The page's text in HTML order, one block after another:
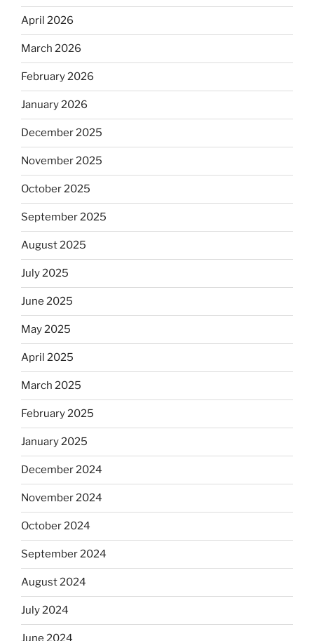
April 2026
March 2026
February 2026
January 2026
December 2025
November 2025
October 2025
September 2025
August 2025
July 2025
June 2025
May 2025
April 2025
March 2025
February 2025
January 2025
December 2024
November 2024
October 2024
September 2024
August 2024
July 2024
June 2024